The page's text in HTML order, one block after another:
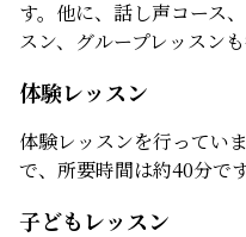
す。他に、話し声コース
スン、グループレッスンも
体験レッスン
体験レッスンを行ってい
で、所要時間は約40分で
子どもレッスン